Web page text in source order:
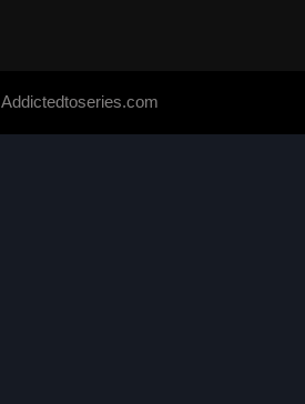
Addictedtoseries.com